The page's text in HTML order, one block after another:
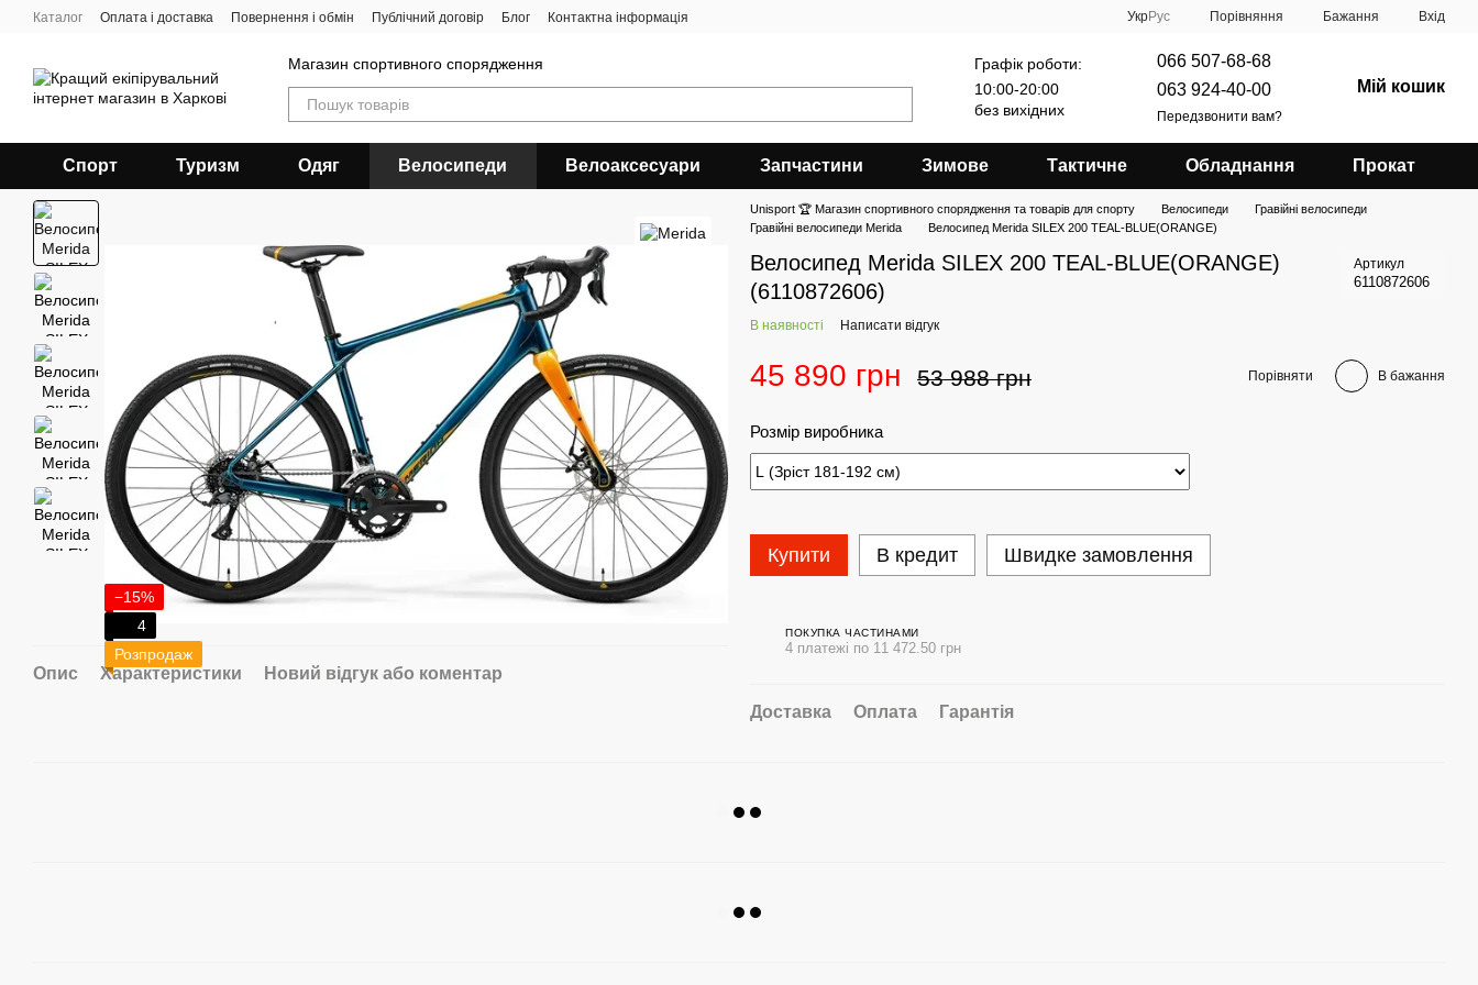
Перейти до основного контенту
Каталог Оплата і доставка Повернення і обмін Публічний договір Блог Контактна інформація УкрРус Порівняння Бажання Вхід
Магазин спортивного спорядження
Графік роботи:
10:00-20:00
без вихідних
066 507-68-68
063 924-40-00
Передзвонити вам?
Мій кошик
Спорт Туризм Одяг Велосипеди Велоаксесуари Запчастини Зимове Тактичне Обладнання Прокат
−15%
4
Розпродаж
Опис Характеристики Новий відгук або коментар
Unisport 🏆 Магазин спортивного спорядження та товарів для спорту Велосипеди
Гравійні велосипеди
Гравійні велосипеди Merida
Велосипед Merida SILEX 200 TEAL-BLUE(ORANGE)
Велосипед Merida SILEX 200 TEAL-BLUE(ORANGE)
(6110872606)
Артикул
6110872606
В наявності Написати відгук
45 890 грн 53 988 грн Порівняти В бажання
Розмір виробника
Купити В кредит Швидке замовлення
ПОКУПКА ЧАСТИНАМИ
4 платежі по 11 472.50 грн
Доставка Оплата Гарантія